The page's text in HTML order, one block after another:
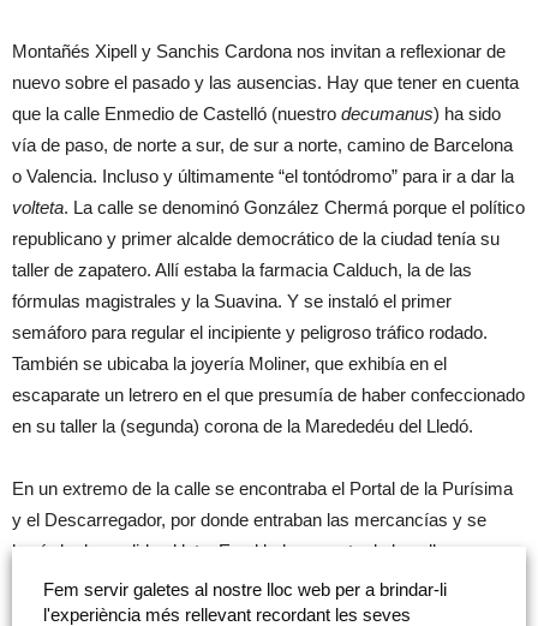
Montañés Xipell y Sanchis Cardona nos invitan a reflexionar de
nuevo sobre el pasado y las ausencias. Hay que tener en cuenta
que la calle Enmedio de Castelló (nuestro decumanus) ha sido
vía de paso, de norte a sur, de sur a norte, camino de Barcelona
o Valencia. Incluso y últimamente “el tontódromo” para ir a dar la
volteta. La calle se denominó González Chermá porque el político
republicano y primer alcalde democrático de la ciudad tenía su
taller de zapatero. Allí estaba la farmacia Calduch, la de las
fórmulas magistrales y la Suavina. Y se instaló el primer
semáforo para regular el incipiente y peligroso tráfico rodado.
También se ubicaba la joyería Moliner, que exhibía en el
escaparate un letrero en el que presumía de haber confeccionado
en su taller la (segunda) corona de la Marededéu del Lledó.
En un extremo de la calle se encontraba el Portal de la Purísima
y el Descarregador, por donde entraban las mercancías y se
hacía la despedida el luto. En el lado opuesto de la calle
encontramos la Puerta del Sol, con el Casino Antiguo, el Hotel
Suizo, el Café Negresco, el Banco de Castelló y la
Fem servir galetes al nostre lloc web per a brindar-li
l'experiència més rellevant recordant les seves